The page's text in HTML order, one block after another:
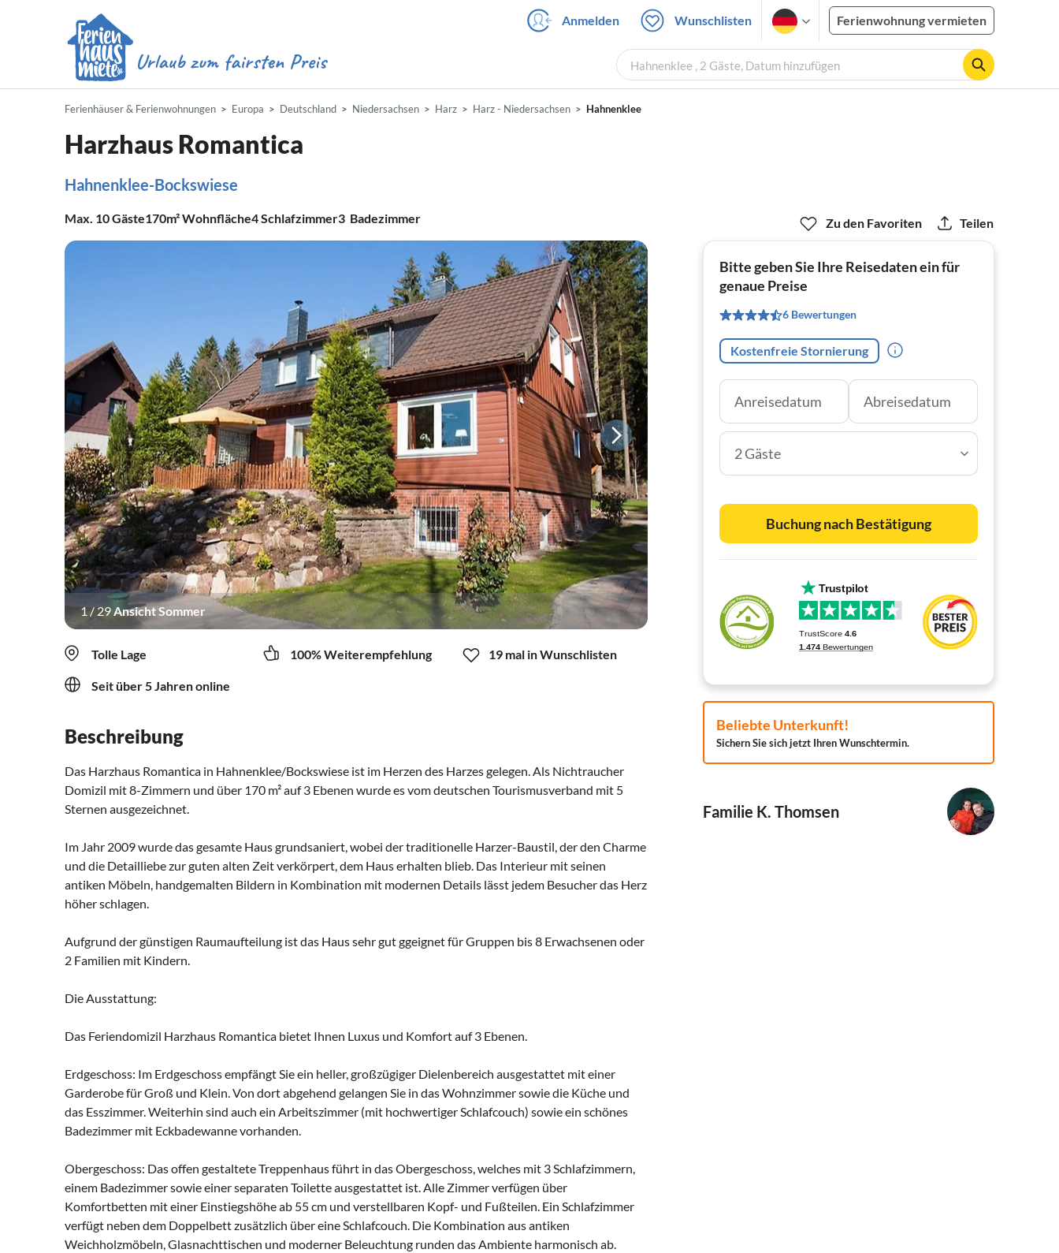
Anmelden Wunschlisten Ferienwohnung vermieten
Hahnenklee , 2 Gäste, Datum hinzufügen
Ferienhäuser & Ferienwohnungen Europa Deutschland Niedersachsen Harz Harz - Niedersachsen Hahnenklee
Harzhaus Romantica
Hahnenklee-Bockswiese
Max. 10Gäste170m²Wohnfläche4Schlafzimmer3 Badezimmer
1/29Ansicht Sommer
Tolle Lage 100% Weiterempfehlung 19 mal in Wunschlisten
Seit über 5 Jahren online
Beschreibung
Das Harzhaus Romantica in Hahnenklee/Bockswiese ist im Herzen des Harzes gelegen. Als Nichtraucher
Domizil mit 8-Zimmern und über 170 m² auf 3 Ebenen wurde es vom deutschen Tourismusverband mit 5
Sternen ausgezeichnet.
Im Jahr 2009 wurde das gesamte Haus grundsaniert, wobei der traditionelle Harzer-Baustil, der den Charme
und die Detailliebe zur guten alten Zeit verkörpert, dem Haus erhalten blieb. Das Interieur mit seinen
antiken Möbeln, handgemalten Bildern in Kombination mit modernen Details lässt jedem Besucher das Herz
höher schlagen.
Aufgrund der günstigen Raumaufteilung ist das Haus sehr gut ggeignet für Gruppen bis 8 Erwachsenen oder
2 Familien mit Kindern.
Die Ausstattung:
Das Feriendomizil Harzhaus Romantica bietet Ihnen Luxus und Komfort auf 3 Ebenen.
Erdgeschoss: Im Erdgeschoss empfängt Sie ein heller, großzügiger Dielenbereich ausgestattet mit einer
Garderobe für Groß und Klein. Von dort abgehend gelangen Sie in das Wohnzimmer sowie die Küche und
das Esszimmer. Weiterhin sind auch ein Arbeitszimmer (mit hochwertiger Schlafcouch) sowie ein schönes
Badezimmer mit Eckbadewanne vorhanden.
Obergeschoss: Das offen gestaltete Treppenhaus führt in das Obergeschoss, welches mit 3 Schlafzimmern,
einem Badezimmer sowie einer separaten Toilette ausgestattet ist. Alle Zimmer verfügen über
Komfortbetten mit einer Einstiegshöhe ab 55 cm und verstellbaren Kopf- und Fußteilen. Ein Schlafzimmer
verfügt neben dem Doppelbett zusätzlich über eine Schlafcouch. Die Kombination aus antiken
Weichholzmöbeln, Glasnachttischen und moderner Beleuchtung runden das Ambiente harmonisch ab.
Zu den Favoriten Teilen
Bitte geben Sie Ihre Reisedaten ein für
genaue Preise
6 Bewertungen
Kostenfreie Stornierung
2 Gäste
Buchung nach Bestätigung
Beliebte Unterkunft!
Sichern Sie sich jetzt Ihren Wunschtermin.
Familie K. Thomsen